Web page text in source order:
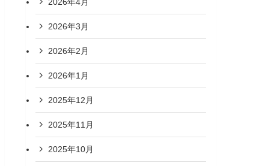
2026年3月
2026年2月
2026年1月
2025年12月
2025年11月
2025年10月